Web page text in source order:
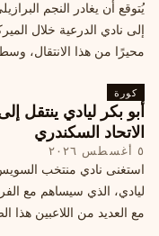
يُتوقع أن يغادر النجم
إلى نادي الدرعية خلال
محيرًا من هذا الانتقال،
كورة
أبو بكر ليادي
الاتحاد السكندري
٥ أغسطس ٢٠٢٦
استغنى نادي منتخب
ليادي، الذي سيساهم مع
مع العديد من اللاعبين